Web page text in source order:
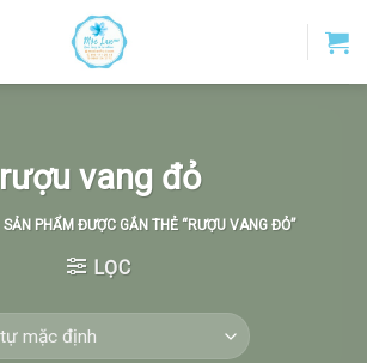
rượu vang đỏ
SẢN PHẨM ĐƯỢC GẮN THẺ “RƯỢU VANG ĐỎ”
LỌC